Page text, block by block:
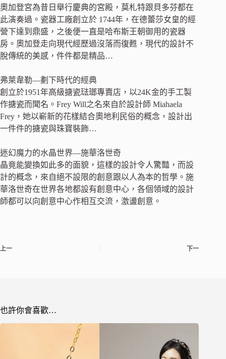
奧加登宮為昔日舉行慶典的宮殿，莫札特跟貝多芬都在
此演奏過。瓷器工廠創立於 1744年，在德蕾莎女皇的經
營下達到鼎盛，之後便一直是哈布斯王朝御用的瓷器
房。奧加登走向現代經歷過沒落而復甦，現代的設計不
脫傳統的美感，件件都是精品…
弗萊韋勒—劃下時代的經典
創立於1951年高級搪瓷琺瑯專賣店，以24K金的手工製
作搪瓷而聞名。Frey Will之名來自於設計師 Miahaela
Frey，她以嶄新的花樣結合奧地利民俗的概念，設計出
一件件的搪瓷與珠寶裝飾…
迷幻魔力的水晶世界—施華洛世奇
晶竟能變換如此多的面貌，這樣的設計令人驚豔，而設
計的概念，來自絕不設限的創意跟以人為本的哲學。施
華洛世奇在世界各地都設有創意中心，各個領域的設計
師都可以向創意中心作相互交流，激盪創意。
上一 下一
也許你會喜歡…